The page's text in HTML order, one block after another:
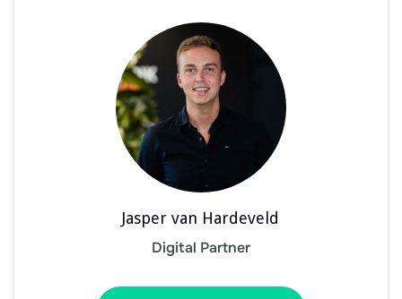
Jasper van Hardeveld
Digital Partner